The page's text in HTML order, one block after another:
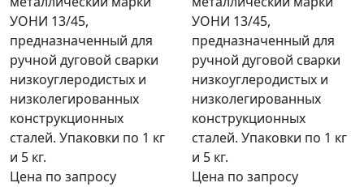
УОНИ 13/45,
предназначенный для
ручной дуговой сварки
низкоуглеродистых и
низколегированных
конструкционных
сталей. Упаковки по 1 кг
и 5 кг.
Цена по запросу
УОНИ 13/45,
предназначенный для
ручной дуговой сварки
низкоуглеродистых и
низколегированных
конструкционных
сталей. Упаковки по 1 кг
и 5 кг.
Цена по запросу